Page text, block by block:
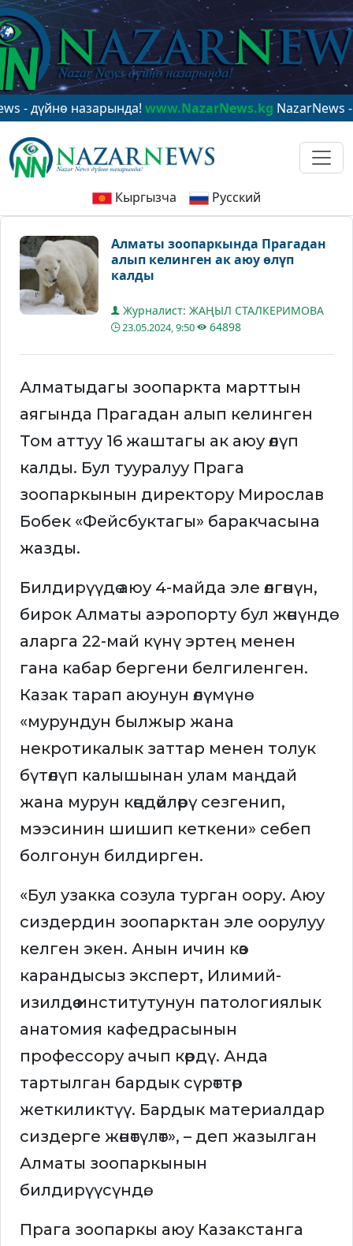
назарында!www.NazarNews.kgNazarNews - в
Кыргызча Русский
Алматы зоопаркында Прагадан
алып келинген ак аюу өлүп
калды
Журналист: ЖАҢЫЛ СТАЛКЕРИМОВА
23.05.2024, 9:50 64898
Алматыдагы зоопаркта марттын
аягында Прагадан алып келинген
Том аттуу 16 жаштагы ак аюу өлүп
калды. Бул тууралуу Прага
зоопаркынын директору Мирослав
Бобек «Фейсбуктагы» баракчасына
жазды.
Билдирүүдө аюу 4-майда эле өлгөнүн,
бирок Алматы аэропорту бул жөнүндө
аларга 22-май күнү эртең менен
гана кабар бергени белгиленген.
Казак тарап аюунун өлүмүнө
«мурундун былжыр жана
некротикалык заттар менен толук
бүтөлүп калышынан улам маңдай
жана мурун көңдөйлөрү сезгенип,
мээсинин шишип кеткени» себеп
болгонун билдирген.
«Бул узакка созула турган оору. Аюу
сиздердин зоопарктан эле оорулуу
келген экен. Анын ичин көз
карандысыз эксперт, Илимий-
изилдөө институтунун патологиялык
анатомия кафедрасынын
профессору ачып көрдү. Анда
тартылган бардык сүрөттөр
жеткиликтүү. Бардык материалдар
сиздерге жөнөтүлөт», – деп жазылган
Алматы зоопаркынын
билдирүүсүндө.
Прага зоопаркы аюу Казакстанга